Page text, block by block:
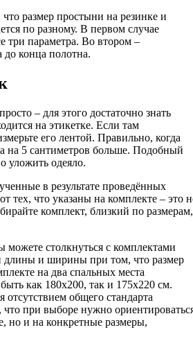
размер простыни на резинке и
по разному. В первом случае
три параметра. Во втором –
до конца полотна.
– для этого достаточно знать
на этикетке. Если там
его лентой. Правильно, когда
на 5 сантиметров больше. Подобный
уложить одеяло.
в результате проведённых
тех, что указаны на комплекте – это
комплект, близкий по размерам,
можете столкнуться с комплектами
длины и ширины при том, что размер
на два спальных места
как 180х200, так и 175х220 см.
отсутствием общего стандарта
что при выборе нужно
но и на конкретные размеры,